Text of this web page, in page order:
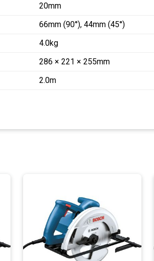
20mm
66mm (90°), 44mm (45°)
4.0kg
286 × 221 × 255mm
2.0m